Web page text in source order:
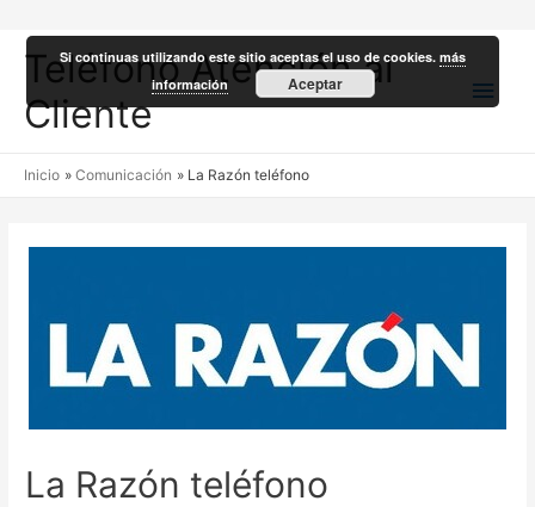
Teléfono Atención al
Cliente
Inicio Comunicación La Razón teléfono
La Razón teléfono
Si continuas utilizando este sitio aceptas el uso de cookies.más
información
Aceptar